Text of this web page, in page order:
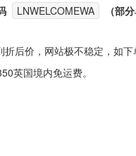
LNWELCOMEWA
（部
折后价，网站极不稳定，如下
英国境内免运费。